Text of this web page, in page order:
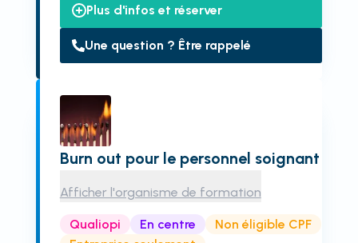
Plus d'infos et réserver
Une question ? Être rappelé
Burn out pour le personnel soignant
Afficher l'organisme de formation
Qualiopi En centre
Non éligible CPF